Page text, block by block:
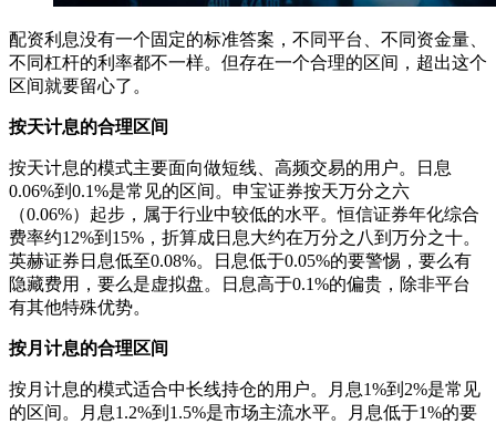
配资利息没有一个固定的标准答案，不同平台、不同资金量、
不同杠杆的利率都不一样。但存在一个合理的区间，超出这个
区间就要留心了。
按天计息的合理区间
按天计息的模式主要面向做短线、高频交易的用户。日息
0.06%到0.1%是常见的区间。申宝证券按天万分之六
（0.06%）起步，属于行业中较低的水平。恒信证券年化综合
费率约12%到15%，折算成日息大约在万分之八到万分之十。
英赫证券日息低至0.08%。日息低于0.05%的要警惕，要么有
隐藏费用，要么是虚拟盘。日息高于0.1%的偏贵，除非平台
有其他特殊优势。
按月计息的合理区间
按月计息的模式适合中长线持仓的用户。月息1%到2%是常见
的区间。月息1.2%到1.5%是市场主流水平。月息低于1%的要